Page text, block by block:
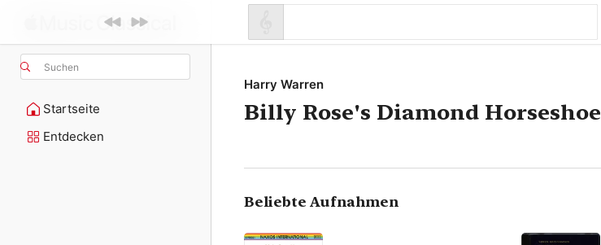
Suchen
Startseite
Entdecken
Harry Warren
Billy Rose's Diamond Horseshoe
Beliebte Aufnahmen